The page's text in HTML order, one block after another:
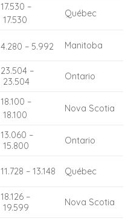
17.530 –
17.530
Québec
4.280 – 5.992 Manitoba
23.504 –
23.504
Ontario
18.100 –
18.100
Nova Scotia
13.060 –
15.800
Ontario
11.728 – 13.148 Québec
18.126 –
19.599
Nova Scotia